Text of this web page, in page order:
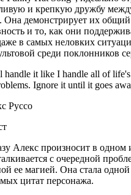
и крепкую дружбу
Она демонстрирует их
и то, как они
в самых неловких
среди поклонников
handle it like I handle all of life's
Ignore it until it goes
Руссо
Алекс произносит в одном
с очередной
ее магией. Она стала
цитат персонажа.